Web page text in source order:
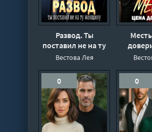
Развод. Ты
поставил не на ту
женщину - Лея
Вестова Лея
0 0